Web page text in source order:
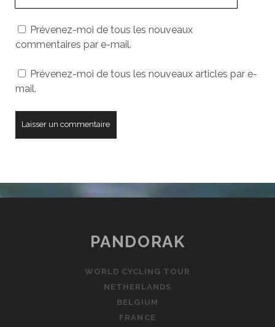
votre
site
Prévenez-moi de tous les nouveaux
commentaires par e-mail.
Prévenez-moi de tous les nouveaux articles par e-
mail.
PANDORAK
WORLD CYCLING TOUR
NETHERLANDS
BELGIUM
FRANCE